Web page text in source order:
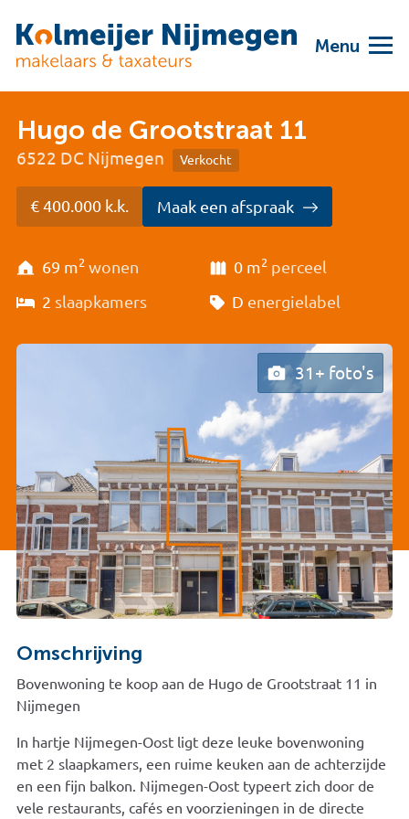
Menu
Hugo de Grootstraat 11
6522 DC Nijmegen Verkocht
€ 400.000 k.k. Maak een afspraak
69 m2 wonen 0 m2 perceel
2 slaapkamers D energielabel
31+ foto's
Omschrijving
Bovenwoning te koop aan de Hugo de Grootstraat 11 in
Nijmegen
In hartje Nijmegen-Oost ligt deze leuke bovenwoning
met 2 slaapkamers, een ruime keuken aan de achterzijde
en een fijn balkon. Nijmegen-Oost typeert zich door de
vele restaurants, cafés en voorzieningen in de directe